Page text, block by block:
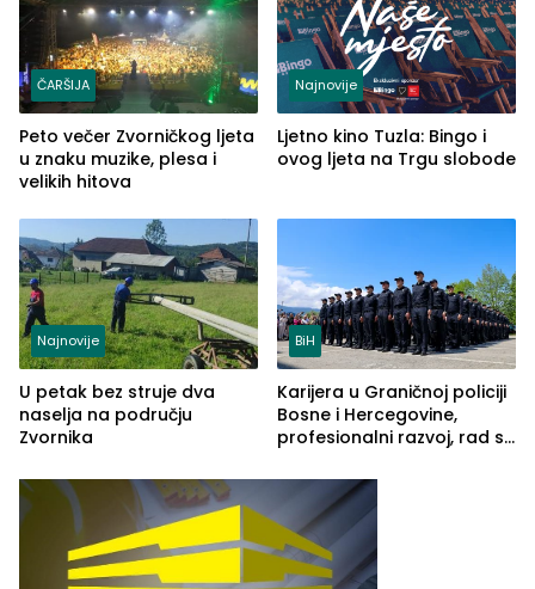
ČARŠIJA
Peto večer Zvorničkog ljeta
u znaku muzike, plesa i
velikih hitova
Najnovije
Ljetno kino Tuzla: Bingo i
ovog ljeta na Trgu slobode
Najnovije
U petak bez struje dva
naselja na području
Zvornika
BiH
Karijera u Graničnoj policiji
Bosne i Hercegovine,
profesionalni razvoj, rad sa
služba građanima